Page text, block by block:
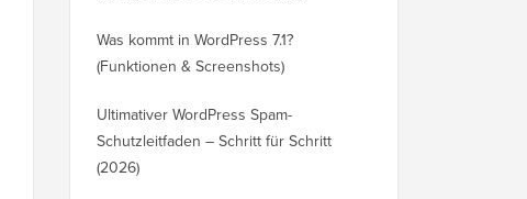
Was kommt in WordPress 7.1?
(Funktionen & Screenshots)
Ultimativer WordPress Spam-
Schutzleitfaden – Schritt für Schritt
(2026)